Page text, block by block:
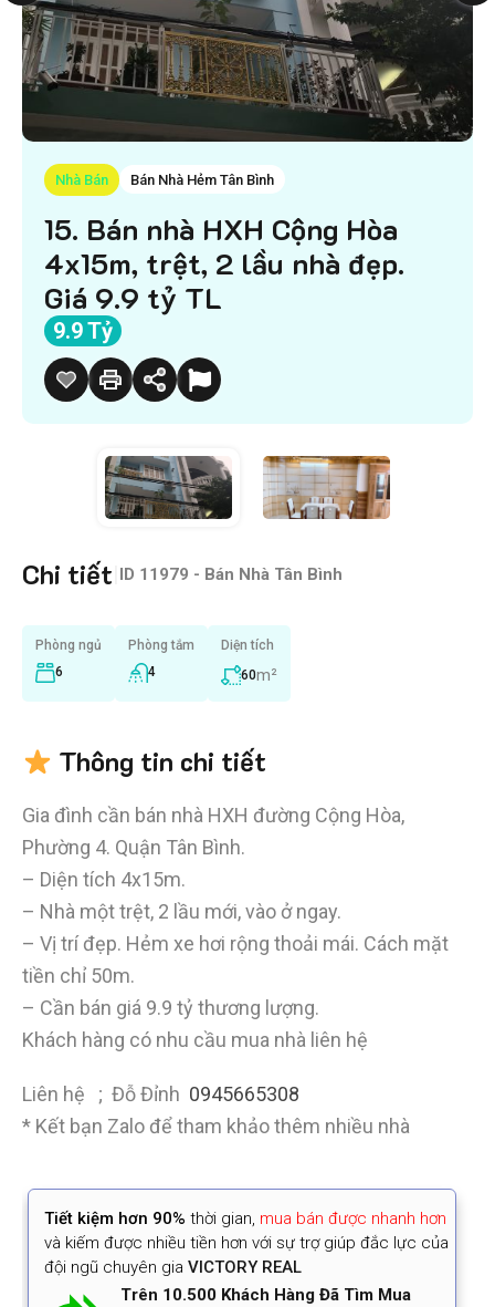
Nhà Bán Bán Nhà Hẻm Tân Bình
15. Bán nhà HXH Cộng Hòa
4x15m, trệt, 2 lầu nhà đẹp.
Giá 9.9 tỷ TL
9.9 Tỷ
Chi tiết ID 11979 - Bán Nhà Tân Bình
Phòng ngủ
6
Phòng tắm
4
Diện tích
60m²
Thông tin chi tiết
Gia đình cần bán nhà HXH đường Cộng Hòa,
Phường 4. Quận Tân Bình.
– Diện tích 4x15m.
– Nhà một trệt, 2 lầu mới, vào ở ngay.
– Vị trí đẹp. Hẻm xe hơi rộng thoải mái. Cách mặt
tiền chỉ 50m.
– Cần bán giá 9.9 tỷ thương lượng.
Khách hàng có nhu cầu mua nhà liên hệ
Liên hệ ; Đỗ Đỉnh 0945665308
* Kết bạn Zalo để tham khảo thêm nhiều nhà
Tiết kiệm hơn 90% thời gian, mua bán được nhanh hơn
và kiếm được nhiều tiền hơn với sự trợ giúp đắc lực của
đội ngũ chuyên gia VICTORY REAL
Trên 10.500 Khách Hàng Đã Tìm Mua